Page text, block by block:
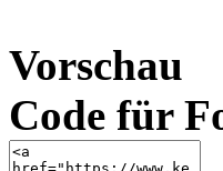
Vorschau
Code für